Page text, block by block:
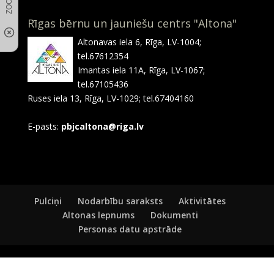
Rīgas bērnu un jauniešu centrs "Altona"
Altonavas iela 6, Rīga, LV-1004;
tel.67612354
Imantas iela 11A, Rīga, LV-1067;
tel.67105436
Ruses iela 13, Rīga, LV-1029; tel.67404160
E-pasts: pbjcaltona@riga.lv
Pulciņi Nodarbību saraksts
Aktivitātes
Altonas lepnums
Dokumenti
Personas datu apstrāde